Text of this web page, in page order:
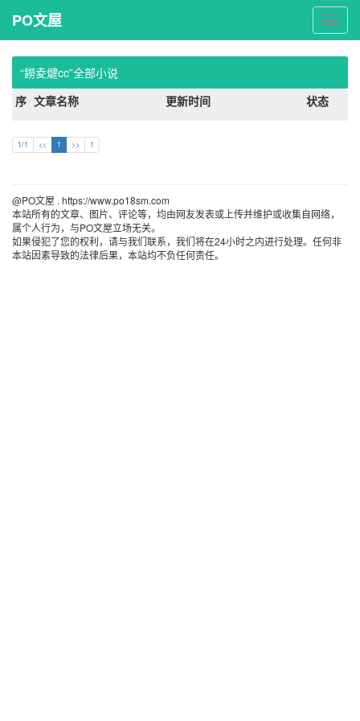
PO
文
屋
PO文屋
“鐒夌煡cc”全部小说
序 文章名称 更新时间 状态
1/1 << 1 >> 1
@PO文屋 . https://www.po18sm.com
本站所有的文章、图片、评论等，均由网友发表或上传并维护或收集自网络，
属个人行为，与PO文屋立场无关。
如果侵犯了您的权利，请与我们联系，我们将在24小时之内进行处理。任何非
本站因素导致的法律后果，本站均不负任何责任。